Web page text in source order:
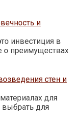
и
инвестиция в
о преимуществах
стен и
для
выбрать для